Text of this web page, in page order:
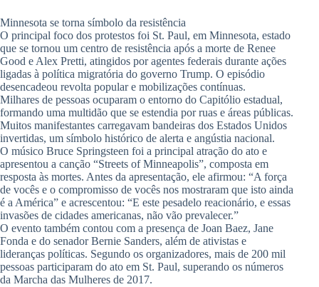
Minnesota se torna símbolo da resistência
O principal foco dos protestos foi St. Paul, em Minnesota, estado
que se tornou um centro de resistência após a morte de Renee
Good e Alex Pretti, atingidos por agentes federais durante ações
ligadas à política migratória do governo Trump. O episódio
desencadeou revolta popular e mobilizações contínuas.
Milhares de pessoas ocuparam o entorno do Capitólio estadual,
formando uma multidão que se estendia por ruas e áreas públicas.
Muitos manifestantes carregavam bandeiras dos Estados Unidos
invertidas, um símbolo histórico de alerta e angústia nacional.
O músico Bruce Springsteen foi a principal atração do ato e
apresentou a canção “Streets of Minneapolis”, composta em
resposta às mortes. Antes da apresentação, ele afirmou: “A força
de vocês e o compromisso de vocês nos mostraram que isto ainda
é a América” e acrescentou: “E este pesadelo reacionário, e essas
invasões de cidades americanas, não vão prevalecer.”
O evento também contou com a presença de Joan Baez, Jane
Fonda e do senador Bernie Sanders, além de ativistas e
lideranças políticas. Segundo os organizadores, mais de 200 mil
pessoas participaram do ato em St. Paul, superando os números
da Marcha das Mulheres de 2017.